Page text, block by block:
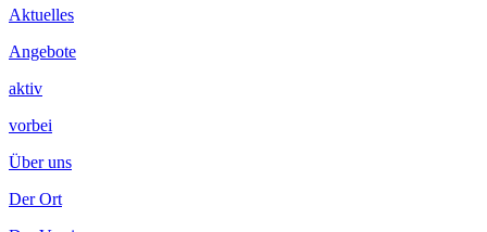
Aktuelles
Angebote
aktiv
vorbei
Über uns
Der Ort